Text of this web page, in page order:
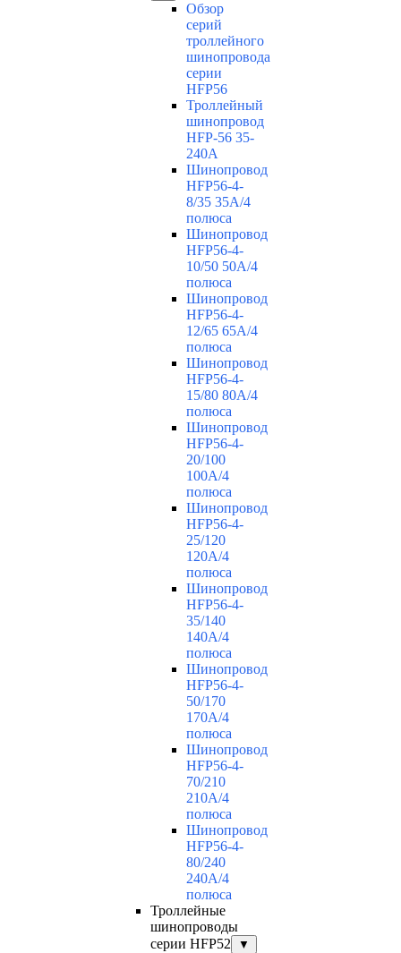
Обзор
серий
троллейного
шинопровода
серии
HFP56
Троллейный
шинопровод
HFP-56 35-
240А
Шинопровод
HFP56-4-
8/35 35А/4
полюса
Шинопровод
HFP56-4-
10/50 50А/4
полюса
Шинопровод
HFP56-4-
12/65 65А/4
полюса
Шинопровод
HFP56-4-
15/80 80А/4
полюса
Шинопровод
HFP56-4-
20/100
100А/4
полюса
Шинопровод
HFP56-4-
25/120
120А/4
полюса
Шинопровод
HFP56-4-
35/140
140А/4
полюса
Шинопровод
HFP56-4-
50/170
170А/4
полюса
Шинопровод
HFP56-4-
70/210
210А/4
полюса
Шинопровод
HFP56-4-
80/240
240А/4
полюса
Троллейные
шинопроводы
серии HFP52
▼